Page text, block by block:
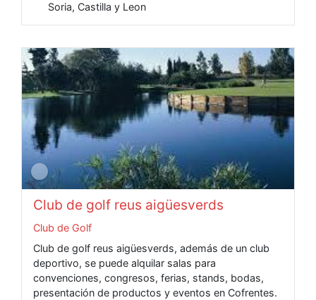
Soria, Castilla y Leon
Club de golf reus aigüesverds
Club de Golf
Club de golf reus aigüesverds, además de un club
deportivo, se puede alquilar salas para
convenciones, congresos, ferias, stands, bodas,
presentación de productos y eventos en Cofrentes.